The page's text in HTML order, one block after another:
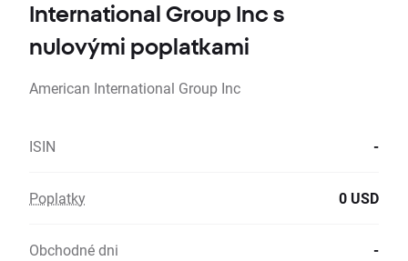
International Group Inc s
nulovými poplatkami
American International Group Inc
ISIN -
Poplatky 0 USD
Obchodné dni -